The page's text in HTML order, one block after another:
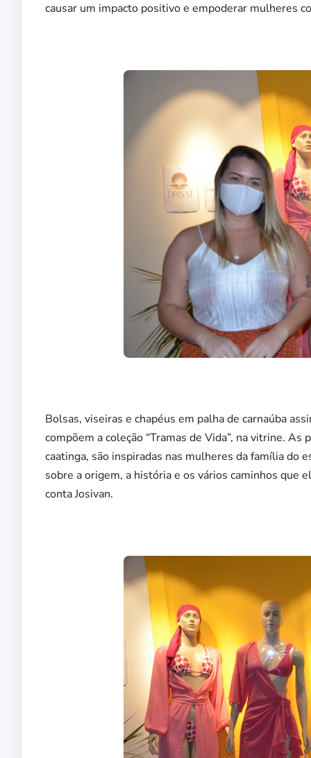
causar um impacto positivo e empoderar mulheres
Bolsas, viseiras e chapéus em palha de carnaúba
compõem a coleção “Tramas de Vida”, na vitrine.
caatinga, são inspiradas nas mulheres da família do
sobre a origem, a história e os vários caminhos que
conta Josivan.